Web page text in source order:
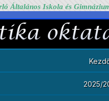
Általános Iskola és
2025/